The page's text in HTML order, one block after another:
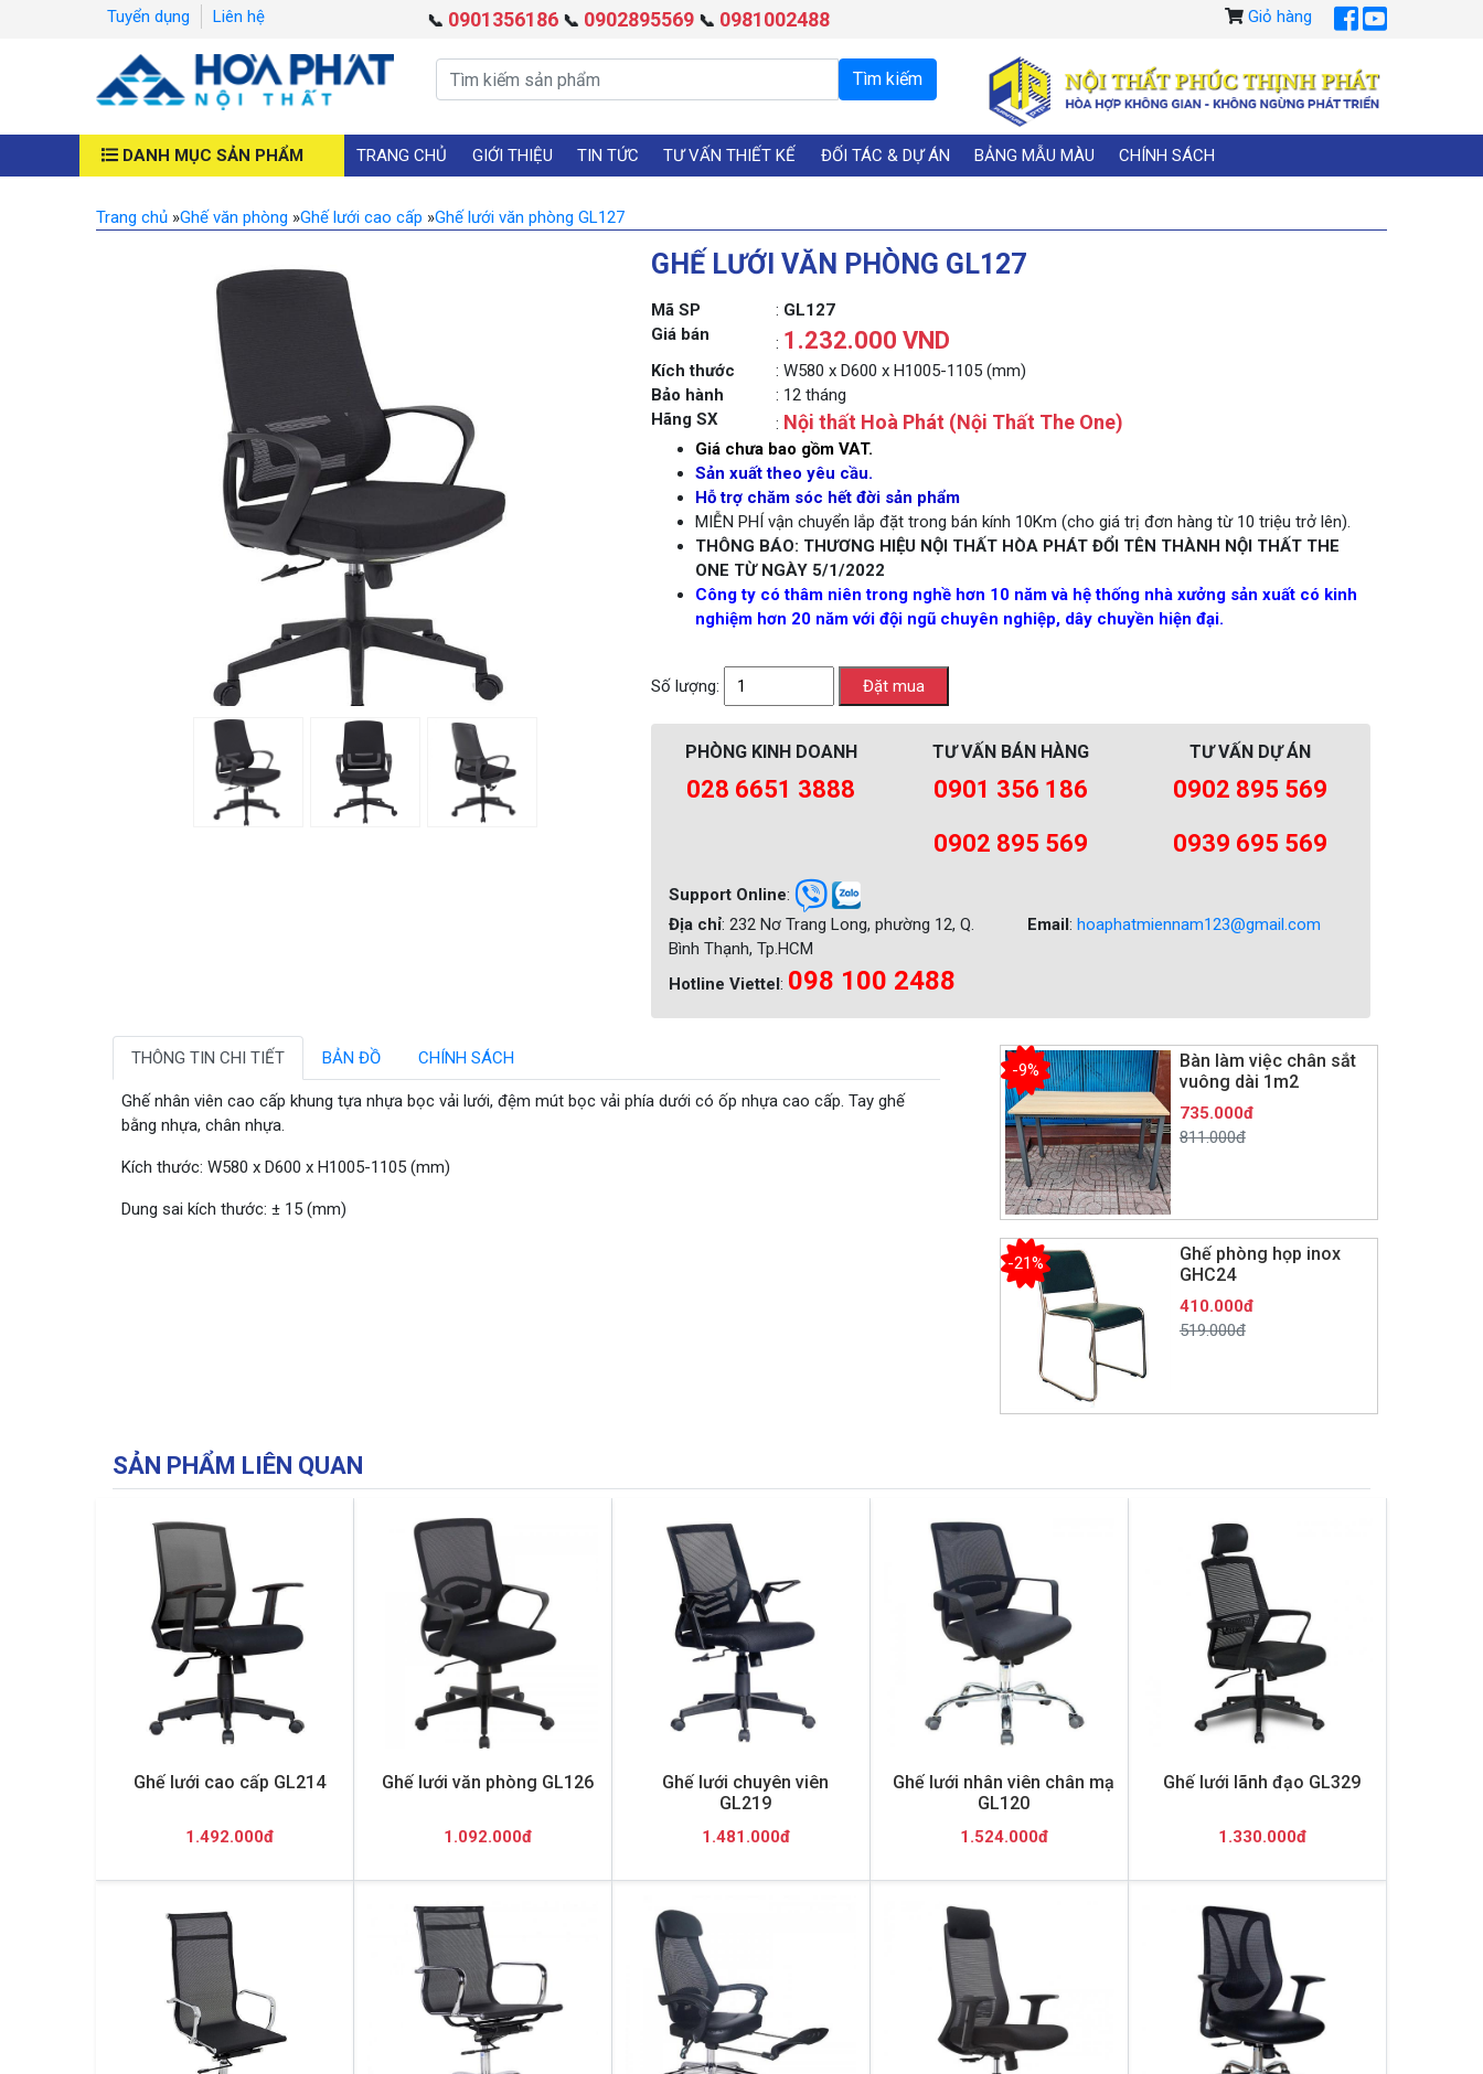
Tuyển dụng Liên hệ 📞 0901356186 📞 0902895569 📞 0981002488 Giỏ hàng
DANH MỤC SẢN PHẨM TRANG CHỦ GIỚI THIỆU TIN TỨC TƯ VẤN THIẾT KẾ ĐỐI TÁC & DỰ ÁN BẢNG MẪU MÀU CHÍNH SÁCH
Trang chủ »Ghế văn phòng »Ghế lưới cao cấp »Ghế lưới văn phòng GL127
Previous
GHẾ LƯỚI VĂN PHÒNG GL127
Mã SP : GL127
Giá bán
: 1.232.000 VND
Kích thước
: W580 x D600 x H1005-1105 (mm)
Bảo hành
: 12 tháng
Hãng SX
: Nội thất Hoà Phát (Nội Thất The One)
Giá chưa bao gồm VAT.
Sản xuất theo yêu cầu.
Hỗ trợ chăm sóc hết đời sản phẩm
MIỄN PHÍ vận chuyển lắp đặt trong bán kính 10Km (cho giá trị đơn hàng từ 10 triệu trở lên).
THÔNG BÁO: THƯƠNG HIỆU NỘI THẤT HÒA PHÁT ĐỔI TÊN THÀNH NỘI THẤT THE
ONE TỪ NGÀY 5/1/2022
Công ty có thâm niên trong nghề hơn 10 năm và hệ thống nhà xưởng sản xuất có kinh
nghiệm hơn 20 năm với đội ngũ chuyên nghiệp, dây chuyền hiện đại.
Số lượng:
PHÒNG KINH DOANH
028 6651 3888
TƯ VẤN BÁN HÀNG
0901 356 186
0902 895 569
TƯ VẤN DỰ ÁN
0902 895 569
0939 695 569
Support Online:
Địa chỉ: 232 Nơ Trang Long, phường 12, Q.
Bình Thạnh, Tp.HCM
Hotline Viettel: 098 100 2488
Email: hoaphatmiennam123@gmail.com
THÔNG TIN CHI TIẾT BẢN ĐỒ CHÍNH SÁCH
Ghế nhân viên cao cấp khung tựa nhựa bọc vải lưới, đệm mút bọc vải phía dưới có ốp nhựa cao cấp. Tay ghế
bằng nhựa, chân nhựa.
Kích thước: W580 x D600 x H1005-1105 (mm)
Dung sai kích thước: ± 15 (mm)
Bàn làm việc chân sắt
vuông dài 1m2
-9%
735.000đ
811.000đ
Ghế phòng họp inox
GHC24
-21%
410.000đ
519.000đ
SẢN PHẨM LIÊN QUAN
Ghế lưới cao cấp GL214
1.492.000đ
Ghế lưới văn phòng GL126
1.092.000đ
Ghế lưới chuyên viên
GL219
1.481.000đ
Ghế lưới nhân viên chân mạ
GL120
1.524.000đ
Ghế lưới lãnh đạo GL329
1.330.000đ